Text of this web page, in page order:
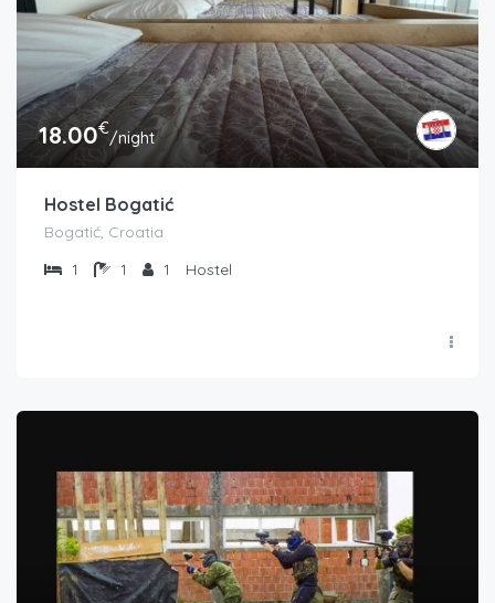
18.00€/night
Hostel Bogatić
Bogatić, Croatia
1
1 1 Hostel